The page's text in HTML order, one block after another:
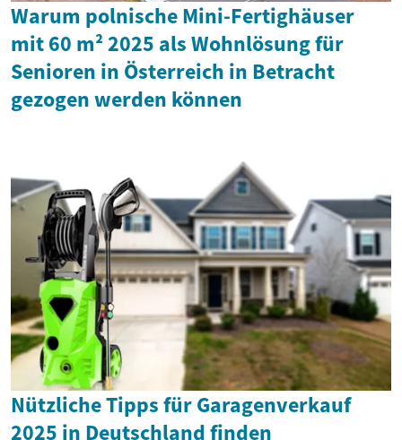
Warum polnische Mini-Fertighäuser
mit 60 m² 2025 als Wohnlösung für
Senioren in Österreich in Betracht
gezogen werden können
Nützliche Tipps für Garagenverkauf
2025 in Deutschland finden